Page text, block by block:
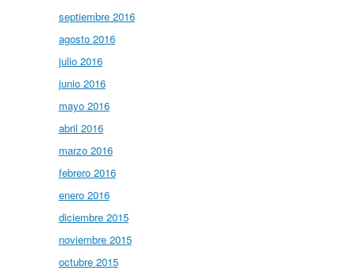
septiembre 2016
agosto 2016
julio 2016
junio 2016
mayo 2016
abril 2016
marzo 2016
febrero 2016
enero 2016
diciembre 2015
noviembre 2015
octubre 2015